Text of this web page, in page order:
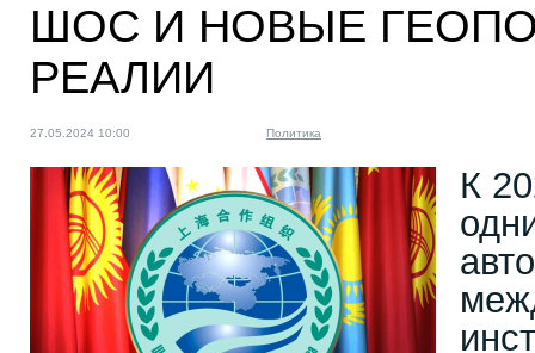
ШОС И НОВЫЕ
РЕАЛИИ
27.05.2024 10:00 Политика
К